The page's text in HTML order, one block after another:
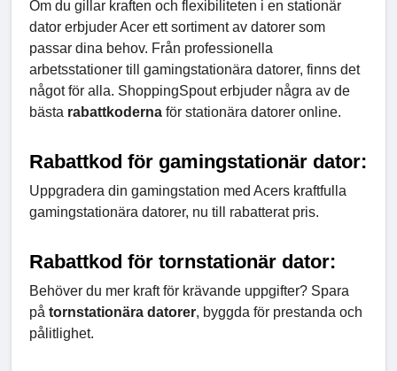
Om du gillar kraften och flexibiliteten i en stationär
dator erbjuder Acer ett sortiment av datorer som
passar dina behov. Från professionella
arbetsstationer till gamingstationära datorer, finns det
något för alla. ShoppingSpout erbjuder några av de
bästa rabattkoderna för stationära datorer online.
Rabattkod för gamingstationär dator:
Uppgradera din gamingstation med Acers kraftfulla
gamingstationära datorer, nu till rabatterat pris.
Rabattkod för tornstationär dator:
Behöver du mer kraft för krävande uppgifter? Spara
på tornstationära datorer, byggda för prestanda och
pålitlighet.